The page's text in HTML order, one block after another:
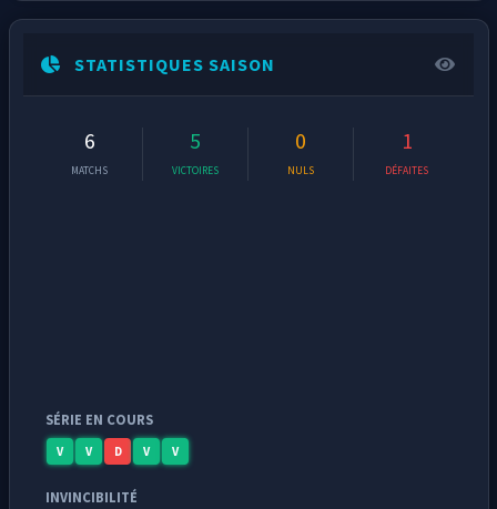
STATISTIQUES SAISON
6
MATCHS
5
VICTOIRES
0
NULS
1
DÉFAITES
SÉRIE EN COURS
V V D V V
INVINCIBILITÉ